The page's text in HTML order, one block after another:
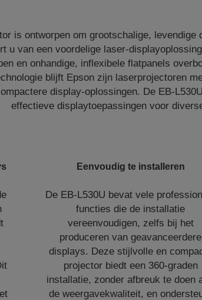
is ontworpen om grootschalige, levendige
u van een voordelige laser-
en onhandige, inflexibele flatpanels
blijft Epson zijn laserprojectoren
display-oplossingen. De EB-
effectieve displaytoepassingen voor
Eenvoudig te installeren
De EB-L530U bevat vele
functies die de installatie
vereenvoudigen, zelfs bij het
produceren van geavanceerdere
displays. Deze stijlvolle en
projector biedt een 360-graden
installatie, zonder afbreuk te doen
de weergavekwaliteit, en